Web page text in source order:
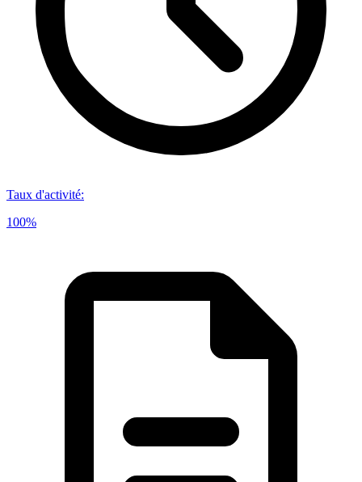
Taux d'activité:
100%